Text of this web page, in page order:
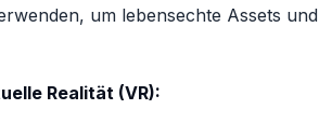
um lebensechte Assets
Realität (VR):